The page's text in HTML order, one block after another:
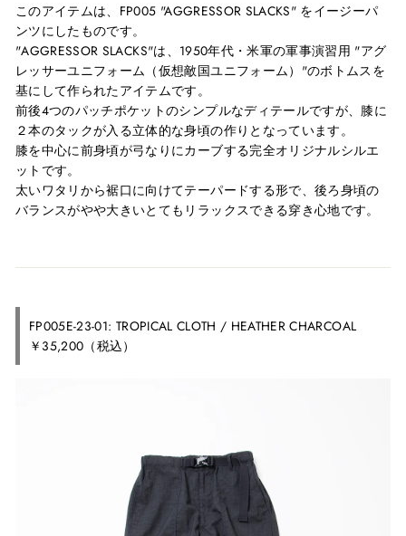
このアイテムは、FP005 "AGGRESSOR SLACKS" をイージーパ
ンツにしたものです。
"AGGRESSOR SLACKS"は、1950年代・米軍の軍事演習用 "アグ
レッサーユニフォーム（仮想敵国ユニフォーム）"のボトムスを
基にして作られたアイテムです。
前後4つのパッチポケットのシンプルなディテールですが、膝に
２本のタックが入る立体的な身頃の作りとなっています。
膝を中心に前身頃が弓なりにカーブする完全オリジナルシルエ
ットです。
太いワタリから裾口に向けてテーパードする形で、後ろ身頃の
バランスがやや大きいとてもリラックスできる穿き心地です。
FP005E-23-01: TROPICAL CLOTH / HEATHER CHARCOAL
￥35,200（税込）